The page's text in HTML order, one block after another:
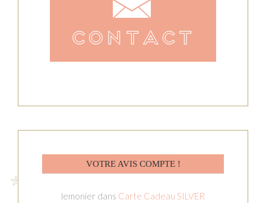
VOTRE AVIS COMPTE !
lemonier dans Carte Cadeau SILVER